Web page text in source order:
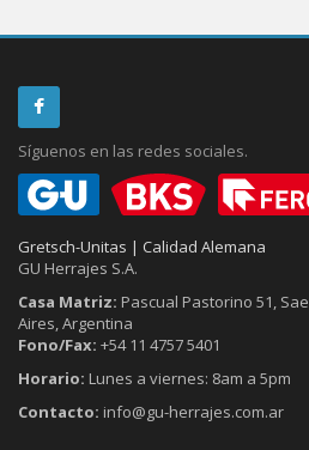
Síguenos en las redes sociales.
Gretsch-Unitas | Calidad Alemana
GU Herrajes S.A.
Casa Matriz: Pascual Pastorino 51,
Aires, Argentina
Fono/Fax: +54 11 4757 5401
Horario: Lunes a viernes: 8am a 5pm
Contacto: info@gu-herrajes.com.ar